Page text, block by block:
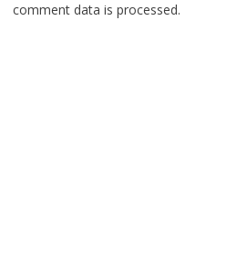
comment data is processed.